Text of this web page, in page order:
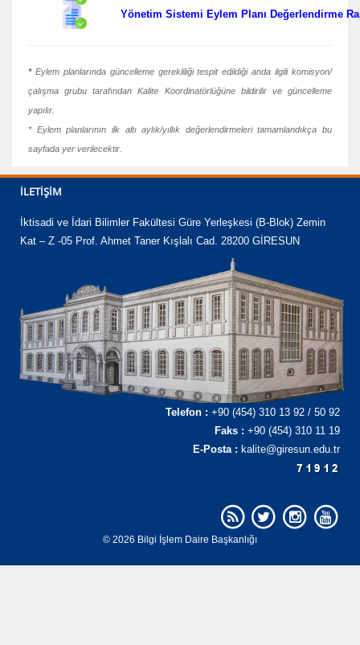
Yönetim Sistemi Eylem Planı Değerlendirme
*Eylem planlarında güncelleme gerekliliği tespit edildiği anda ilgili komisyon/
çalışma grubu tarafından Kalite Koordinatörlüğüne bildirilir ve güncelleme
yapılır.
* Eylem planlarının ilk altı aylık/yıllık değerlendirmeleri tamamlandıkça bu
sayfada yer verilecektir.
İLETIŞIM
İktisadi ve İdari Bilimler Fakültesi Güre Yerleşkesi (B-Blok) Zemin
Kat – Z -05 Prof. Ahmet Taner Kışlalı Cad. 28200 GİRESUN
Telefon : +90 (454) 310 13 92 / 50 92
Faks : +90 (454) 310 11 19
E-Posta : kalite@giresun.edu.tr
© 2026 Bilgi İşlem Daire Başkanlığı